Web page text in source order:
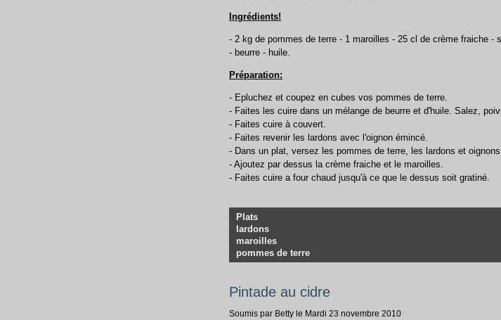
Ingrédients!
- 2 kg de pommes de terre - 1 maroilles - 25 cl de crème fraiche -
- beurre - huile.
Préparation:
- Epluchez et coupez en cubes vos pommes de terre.
- Faites les cuire dans un mélange de beurre et d'huile. Salez,
- Faites cuire à couvert.
- Faites revenir les lardons avec l'oignon émincé.
- Dans un plat, versez les pommes de terre, les lardons et
- Ajoutez par dessus la crème fraiche et le maroilles.
- Faites cuire a four chaud jusqu'à ce que le dessus soit gratiné.
Plats
lardons
maroilles
pommes de terre
Pintade au cidre
Soumis par Betty le Mardi 23 novembre 2010